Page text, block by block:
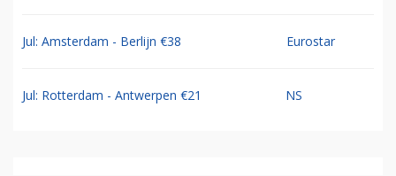
Jul: Amsterdam - Berlijn €38 Eurostar
Jul: Rotterdam - Antwerpen €21 NS